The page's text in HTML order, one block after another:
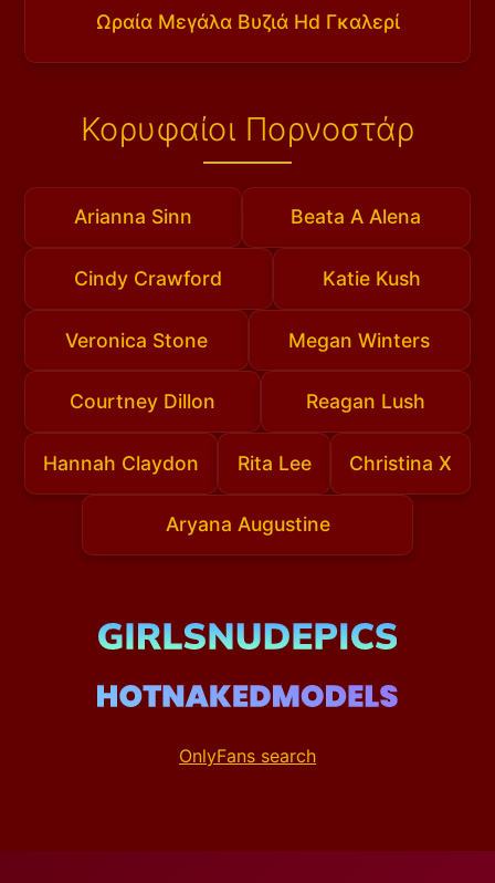
Ωραία Μεγάλα Βυζιά Hd Γκαλερί
Κορυφαίοι Πορνοστάρ
Arianna Sinn Beata A Alena
Cindy Crawford Katie Kush
Veronica Stone Megan Winters
Courtney Dillon Reagan Lush
Hannah Claydon Rita Lee Christina X
Aryana Augustine
OnlyFans search